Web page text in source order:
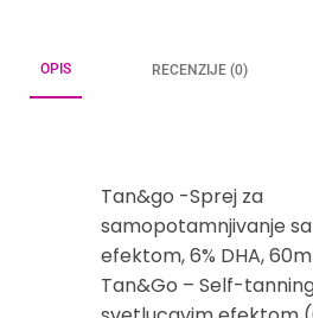
OPIS RECENZIJE (0)
Tan&go -Sprej za
samopotamnjivanje
efektom, 6% DHA,
Tan&Go – Self-